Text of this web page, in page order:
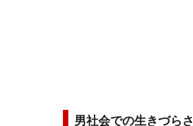
男社会での生きづらさ